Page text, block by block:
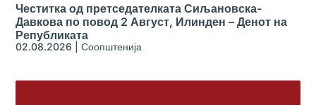
Честитка од претседателката Сиљановска-
Давкова по повод 2 Август, Илинден – Денот на
Републиката
02.08.2026 |Соопштенија